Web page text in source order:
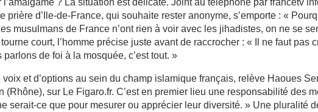
? La situation est délicate. Joint au téléphone par francetv
prière d’Ile-de-France, qui souhaite rester anonyme, s’emporte : «
musulmans de France n’ont rien à voir avec les jihadistes, on ne se
court, l’homme précise juste avant de raccrocher : « Il ne faut pas
de foi à la mosquée, c’est tout. »
et d’options au sein du champ islamique français, relève Haoues
(Rhône), sur Le Figaro.fr. C’est en premier lieu une responsabilité des
serait-ce que pour mesurer ou apprécier leur diversité. » Une pluralité